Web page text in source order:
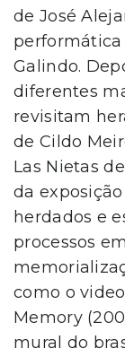
de José
performática
Galindo.
diferentes
revisitam
de Cildo
Las Nietas
da
herdados e
processos
como o
Memory
mural do